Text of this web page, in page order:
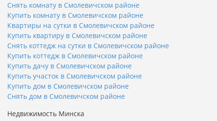
Снять комнату в Смолевичском районе
Купить комнату в Смолевичском районе
Квартиры на сутки в Смолевичском районе
Купить квартиру в Смолевичском районе
Снять коттедж на сутки в Смолевичском районе
Купить коттедж в Смолевичском районе
Купить дачу в Смолевичском районе
Купить участок в Смолевичском районе
Купить дом в Смолевичском районе
Снять дом в Смолевичском районе
Недвижимость Минска